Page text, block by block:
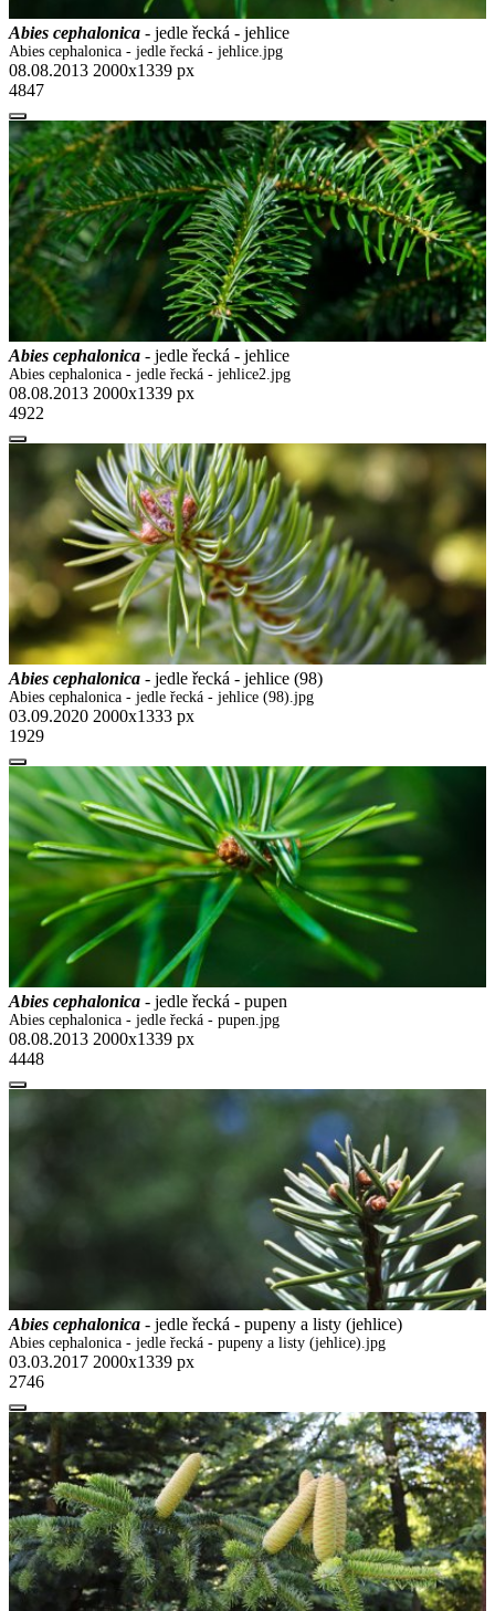
Abies cephalonica - jedle řecká - jehlice
Abies cephalonica - jedle řecká - jehlice.jpg
08.08.2013 2000x1339 px
4847
Abies cephalonica - jedle řecká - jehlice
Abies cephalonica - jedle řecká - jehlice2.jpg
08.08.2013 2000x1339 px
4922
Abies cephalonica - jedle řecká - jehlice (98)
Abies cephalonica - jedle řecká - jehlice (98).jpg
03.09.2020 2000x1333 px
1929
Abies cephalonica - jedle řecká - pupen
Abies cephalonica - jedle řecká - pupen.jpg
08.08.2013 2000x1339 px
4448
Abies cephalonica - jedle řecká - pupeny a listy (jehlice)
Abies cephalonica - jedle řecká - pupeny a listy (jehlice).jpg
03.03.2017 2000x1339 px
2746